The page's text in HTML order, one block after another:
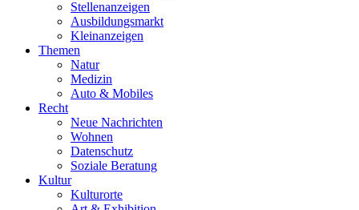
Stellenanzeigen
Ausbildungsmarkt
Kleinanzeigen
Themen
Natur
Medizin
Auto & Mobiles
Recht
Neue Nachrichten
Wohnen
Datenschutz
Soziale Beratung
Kultur
Kulturorte